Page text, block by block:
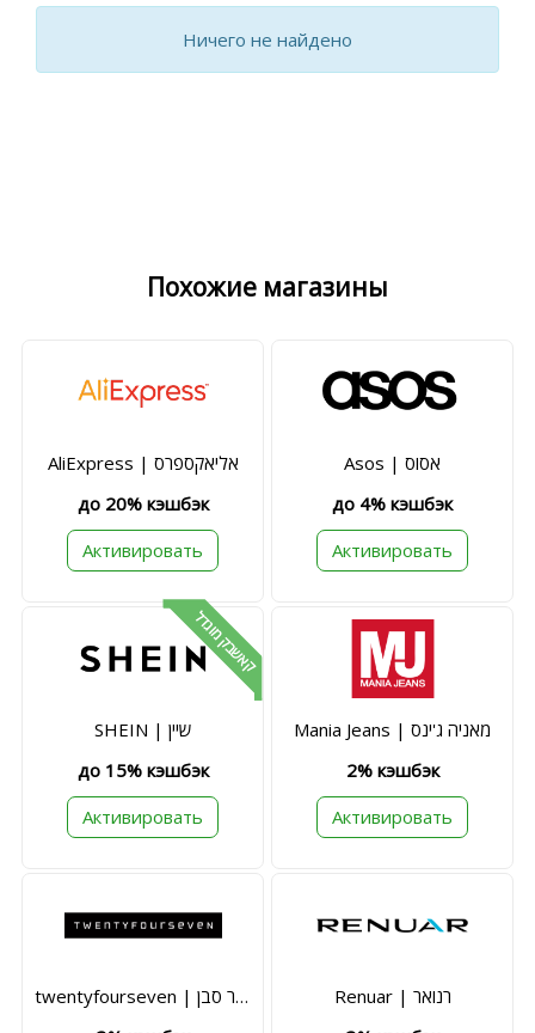
Ничего не найдено
Похожие магазины
AliExpress | אליאקספרס
до 20% кэшбэк
Активировать
Asos | אסוס
до 4% кэшбэк
Активировать
קאשבק מוגדל
SHEIN | שיין
до 15% кэшбэк
Активировать
Mania Jeans | מאניה ג'ינס
2% кэшбэк
Активировать
twentyfourseven | טוונטי פור סבן
Renuar | רנואר